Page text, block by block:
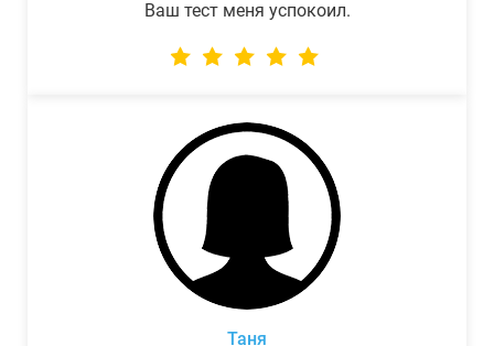
Ваш тест меня успокоил.
Таня